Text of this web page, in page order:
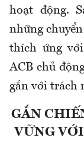
hoạt động.
những
thích ứng
ACB chủ
gắn với trách
GẮN
VỮNG